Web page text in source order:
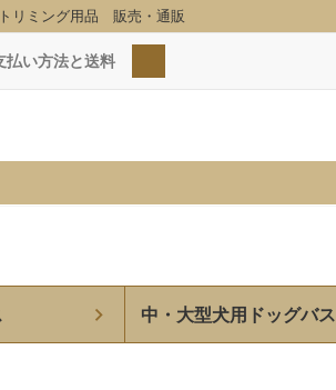
リミング用品 販売・通販
払い方法と送料
検索
中・大型犬用ドッグバス